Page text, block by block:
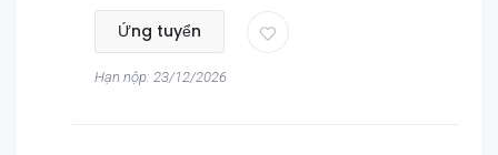
Ứng tuyển
Hạn nộp: 23/12/2026